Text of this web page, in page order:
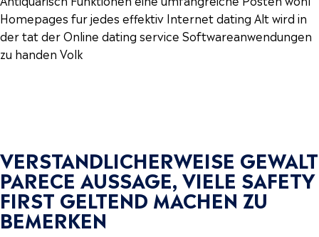
Homepages fur jedes effektiv Internet dating Alt wird in
der tat der Online dating service Softwareanwendungen
zu handen Volk
VERSTANDLICHERWEISE GEWALT
PARECE AUSSAGE, VIELE SAFETY
FIRST GELTEND MACHEN ZU
BEMERKEN